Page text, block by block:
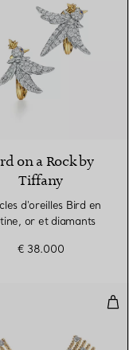
on a Rock by
Tiffany
d'oreilles Bird en
or et diamants
€ 38.000
en platine et